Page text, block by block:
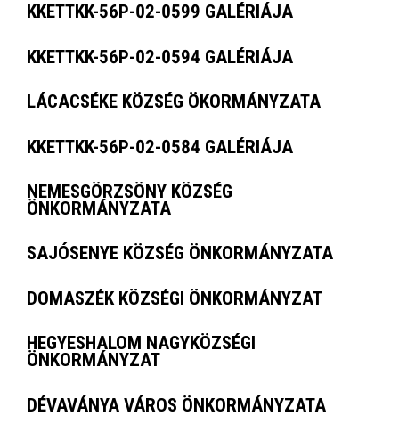
KKETTKK-56P-02-0599 GALÉRIÁJA
KKETTKK-56P-02-0594 GALÉRIÁJA
LÁCACSÉKE KÖZSÉG ÖKORMÁNYZATA
KKETTKK-56P-02-0584 GALÉRIÁJA
NEMESGÖRZSÖNY KÖZSÉG
ÖNKORMÁNYZATA
SAJÓSENYE KÖZSÉG ÖNKORMÁNYZATA
DOMASZÉK KÖZSÉGI ÖNKORMÁNYZAT
HEGYESHALOM NAGYKÖZSÉGI
ÖNKORMÁNYZAT
DÉVAVÁNYA VÁROS ÖNKORMÁNYZATA